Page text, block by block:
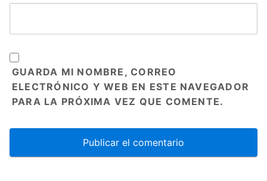
GUARDA MI NOMBRE, CORREO
ELECTRÓNICO Y WEB EN ESTE NAVEGADOR
PARA LA PRÓXIMA VEZ QUE COMENTE.